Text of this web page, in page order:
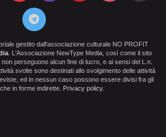
gestito dall'associazione culturale NO PROFIT
. L'Associazione NewType Media, così come il sito
perseguono alcun fine di lucro, e ai sensi del L.n.
svolte sono destinati allo svolgimento delle attività
ed in nessun caso possono essere divisi fra gli
in forme indirette. Privacy policy.